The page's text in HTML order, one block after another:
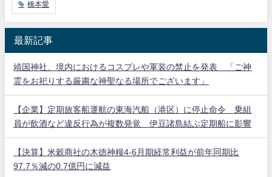
橋本愛
最新記事
靖国神社、境内におけるコスプレや軍装の禁止を発表 「ご神
霊をお祀りする厳粛な神聖なる場所でございます」
【企業】定期旅客船運航の東海汽船（港区）に停止命令 乗組
員が飲酒など違反行為が複数発覚 伊豆諸島結ぶ定期船に影響
【決算】米穀商社の木徳神糧4-6月期経常利益が前年同期比
97.7％減の0.7億円に減益